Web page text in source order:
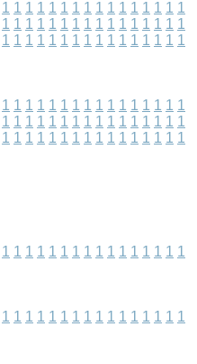
1 1 1 1 1 1 1 1 1 1 1 1 1 1 1 1
1 1 1 1 1 1 1 1 1 1 1 1 1 1 1 1
1 1 1 1 1 1 1 1 1 1 1 1 1 1 1 1
1 1 1 1 1 1 1 1 1 1 1 1 1 1 1 1
1 1 1 1 1 1 1 1 1 1 1 1 1 1 1 1
1 1 1 1 1 1 1 1 1 1 1 1 1 1 1 1
1 1 1 1 1 1 1 1 1 1 1 1 1 1 1 1
1 1 1 1 1 1 1 1 1 1 1 1 1 1 1 1